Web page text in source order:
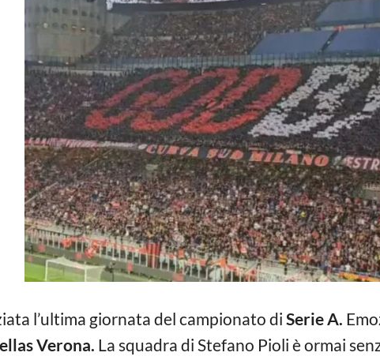
l’ultima giornata del campionato di Serie A.
Verona. La squadra di Stefano Pioli è ormai